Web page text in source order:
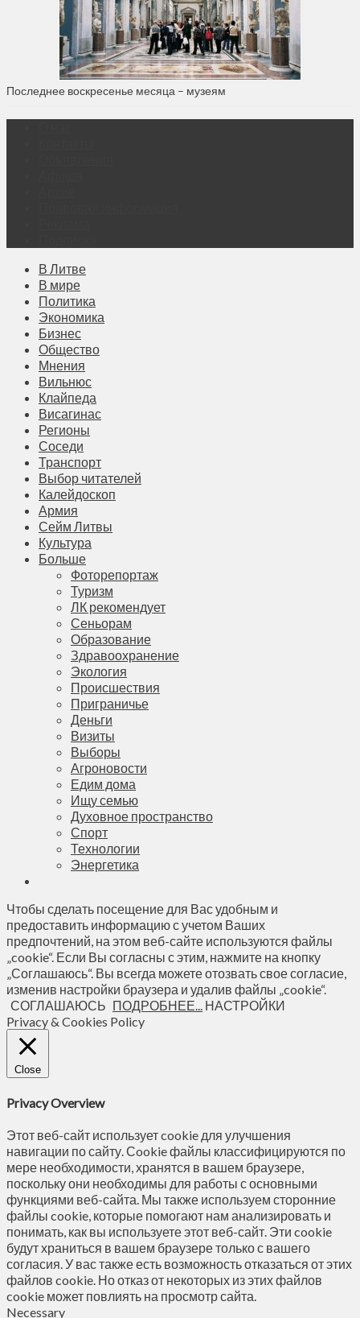
Последнее воскресенье месяца – музеям
В Литве
В мире
Политика
Экономика
Бизнес
Общество
Мнения
Вильнюс
Клайпеда
Висагинас
Регионы
Соседи
Транспорт
Выбор читателей
Калейдоскоп
Армия
Сейм Литвы
Культура
Больше
Фоторепортаж
Туризм
ЛК рекомендует
Сеньорам
Образование
Здравоохранение
Экология
Происшествия
Приграничье
Деньги
Визиты
Выборы
Агроновости
Едим дома
Ищу семью
Духовное пространство
Спорт
Технологии
Энергетика
Чтобы сделать посещение для Вас удобным и
предоставить информацию с учетом Ваших
предпочтений, на этом веб-сайте используются файлы
„cookie“. Если Вы согласны с этим, нажмите на кнопку
„Соглашаюсь“. Вы всегда можете отозвать свое согласие,
изменив настройки браузера и удалив файлы „cookie“.
СОГЛАШАЮСЬ ПОДРОБНЕЕ...
НАСТРОЙКИ
Privacy & Cookies Policy
Close
Privacy Overview
Этот веб-сайт использует cookie для улучшения
навигации по сайту. Сookie файлы классифицируются по
мере необходимости, хранятся в вашем браузере,
поскольку они необходимы для работы с основными
функциями веб-сайта. Мы также используем сторонние
файлы cookie, которые помогают нам анализировать и
понимать, как вы используете этот веб-сайт. Эти cookie
будут храниться в вашем браузере только с вашего
согласия. У вас также есть возможность отказаться от этих
файлов cookie. Но отказ от некоторых из этих файлов
cookie может повлиять на просмотр сайта.
Necessary